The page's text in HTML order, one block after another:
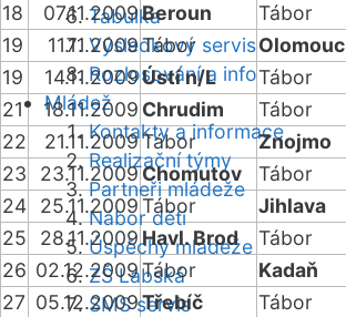
Tabulka
Výsledkový servis
Rozlosování a info
Mládež
Kontakty a informace
Realizační týmy
Partneři mládeže
Nábor dětí
Úspěchy mládeže
ZŠ Labská
SMS servis
18
07.11.2009Beroun Tábor
19
11.11.2009Tábor Olomouc
19
14.11.2009Ústí n/L Tábor
21
18.11.2009 Chrudim Tábor
22
21.11.2009Tábor Znojmo
23
23.11.2009Chomutov Tábor
24
25.11.2009Tábor Jihlava
25
28.11.2009Havl. Brod Tábor
26 02.12.2009Tábor Kadaň
27 05.12.2009Třebíč Tábor